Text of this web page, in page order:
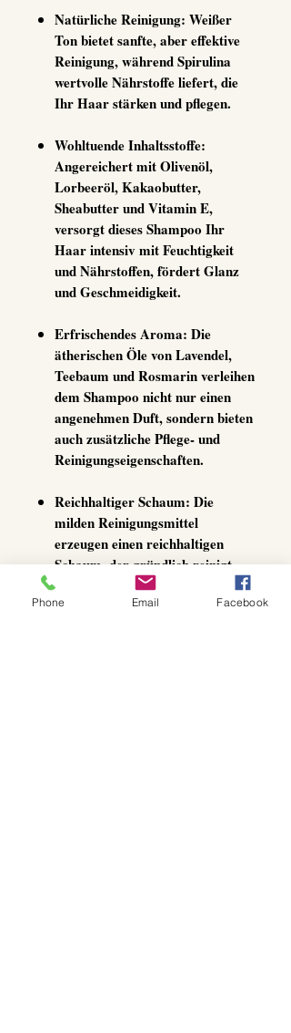
Natürliche Reinigung: Weißer
Ton bietet sanfte, aber effektive
Reinigung, während Spirulina
wertvolle Nährstoffe liefert, die
Ihr Haar stärken und pflegen.
Wohltuende Inhaltsstoffe:
Angereichert mit Olivenöl,
Lorbeeröl, Kakaobutter,
Sheabutter und Vitamin E,
versorgt dieses Shampoo Ihr
Haar intensiv mit Feuchtigkeit
und Nährstoffen, fördert Glanz
und Geschmeidigkeit.
Erfrischendes Aroma: Die
ätherischen Öle von Lavendel,
Teebaum und Rosmarin verleihen
dem Shampoo nicht nur einen
angenehmen Duft, sondern bieten
auch zusätzliche Pflege- und
Reinigungseigenschaften.
Reichhaltiger Schaum: Die
milden Reinigungsmittel
erzeugen einen reichhaltigen
Schaum, der gründlich reinigt
und ein frisches Gefühl
hinterlässt, ohne das Haar
Phone Email Facebook